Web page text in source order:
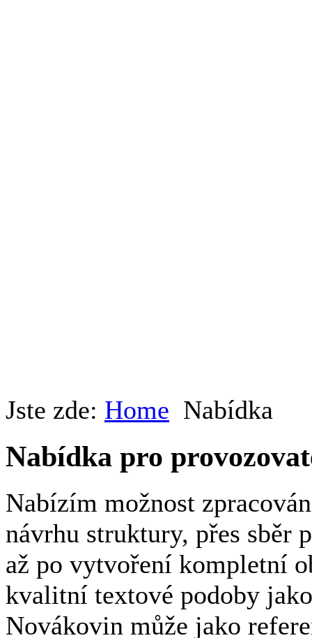
Jste zde: Home Nabídka
Nabídka pro
Nabízím možnost
návrhu struktury, přes sběr
až po vytvoření kompletní
kvalitní textové podoby
Novákovin může jako